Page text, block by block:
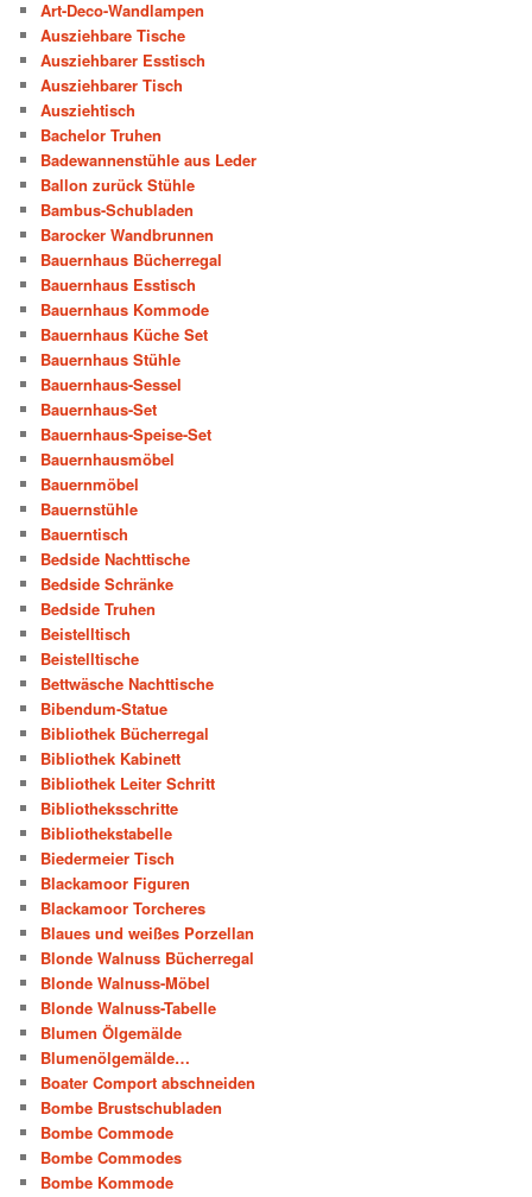
Art-Deco-Wandlampen
Ausziehbare Tische
Ausziehbarer Esstisch
Ausziehbarer Tisch
Ausziehtisch
Bachelor Truhen
Badewannenstühle aus Leder
Ballon zurück Stühle
Bambus-Schubladen
Barocker Wandbrunnen
Bauernhaus Bücherregal
Bauernhaus Esstisch
Bauernhaus Kommode
Bauernhaus Küche Set
Bauernhaus Stühle
Bauernhaus-Sessel
Bauernhaus-Set
Bauernhaus-Speise-Set
Bauernhausmöbel
Bauernmöbel
Bauernstühle
Bauerntisch
Bedside Nachttische
Bedside Schränke
Bedside Truhen
Beistelltisch
Beistelltische
Bettwäsche Nachttische
Bibendum-Statue
Bibliothek Bücherregal
Bibliothek Kabinett
Bibliothek Leiter Schritt
Bibliotheksschritte
Bibliothekstabelle
Biedermeier Tisch
Blackamoor Figuren
Blackamoor Torcheres
Blaues und weißes Porzellan
Blonde Walnuss Bücherregal
Blonde Walnuss-Möbel
Blonde Walnuss-Tabelle
Blumen Ölgemälde
Blumenölgemälde…
Boater Comport abschneiden
Bombe Brustschubladen
Bombe Commode
Bombe Commodes
Bombe Kommode